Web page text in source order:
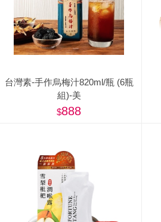
台灣素-手作烏梅汁820ml/瓶 (6瓶
組)-美
888